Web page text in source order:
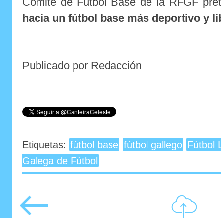
hacia un fútbol base más deportivo y
Publicado por Redacción
Etiquetas: fútbol base fútbol gallego Fútbol
Galega de Fútbol